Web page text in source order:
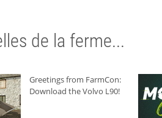
de la ferme...
Greetings from FarmCon:
Download the Volvo L90!